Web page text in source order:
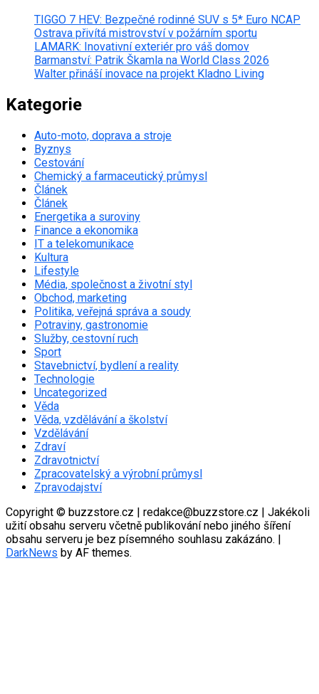
TIGGO 7 HEV: Bezpečné rodinné SUV s 5* Euro NCAP
Ostrava přivítá mistrovství v požárním sportu
LAMARK: Inovativní exteriér pro váš domov
Barmanství: Patrik Škamla na World Class 2026
Walter přináší inovace na projekt Kladno Living
Kategorie
Auto-moto, doprava a stroje
Byznys
Cestování
Chemický a farmaceutický průmysl
Článek
Článek
Energetika a suroviny
Finance a ekonomika
IT a telekomunikace
Kultura
Lifestyle
Média, společnost a životní styl
Obchod, marketing
Politika, veřejná správa a soudy
Potraviny, gastronomie
Služby, cestovní ruch
Sport
Stavebnictví, bydlení a reality
Technologie
Uncategorized
Věda
Věda, vzdělávání a školství
Vzdělávání
Zdraví
Zdravotnictví
Zpracovatelský a výrobní průmysl
Zpravodajství
Copyright © buzzstore.cz | redakce@buzzstore.cz | Jakékoli
užití obsahu serveru včetně publikování nebo jiného šíření
obsahu serveru je bez písemného souhlasu zakázáno. |
DarkNews by AF themes.